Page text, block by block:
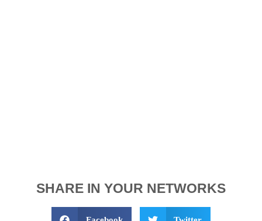
SHARE IN YOUR NETWORKS